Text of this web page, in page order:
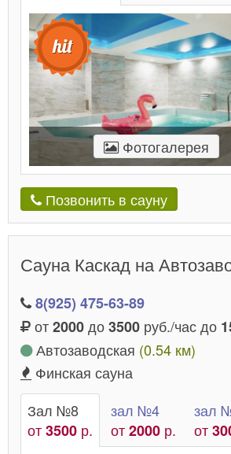
Фотогалерея
Позвонить в сауну
Сауна Каскад на
8(925) 475-63-89
от2000до3500 руб./час до
Автозаводская (0.54 км)
Финская сауна
Зал №8
от3500 р.
зал №4
от2000 р.
зал
от